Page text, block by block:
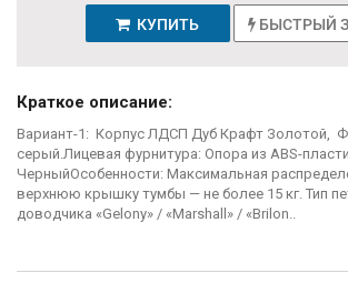
КУПИТЬ БЫСТРЫЙ
Краткое описание:
Вариант-1: Корпус ЛДСП Дуб Крафт Золотой,
серый.Лицевая фурнитура: Опора из ABS-
ЧерныйОсобенности: Максимальная
верхнюю крышку тумбы — не более 15 кг. Тип
доводчика «Gelony» / «Marshall» / «Brilon..